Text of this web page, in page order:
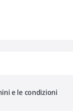
e le condizioni